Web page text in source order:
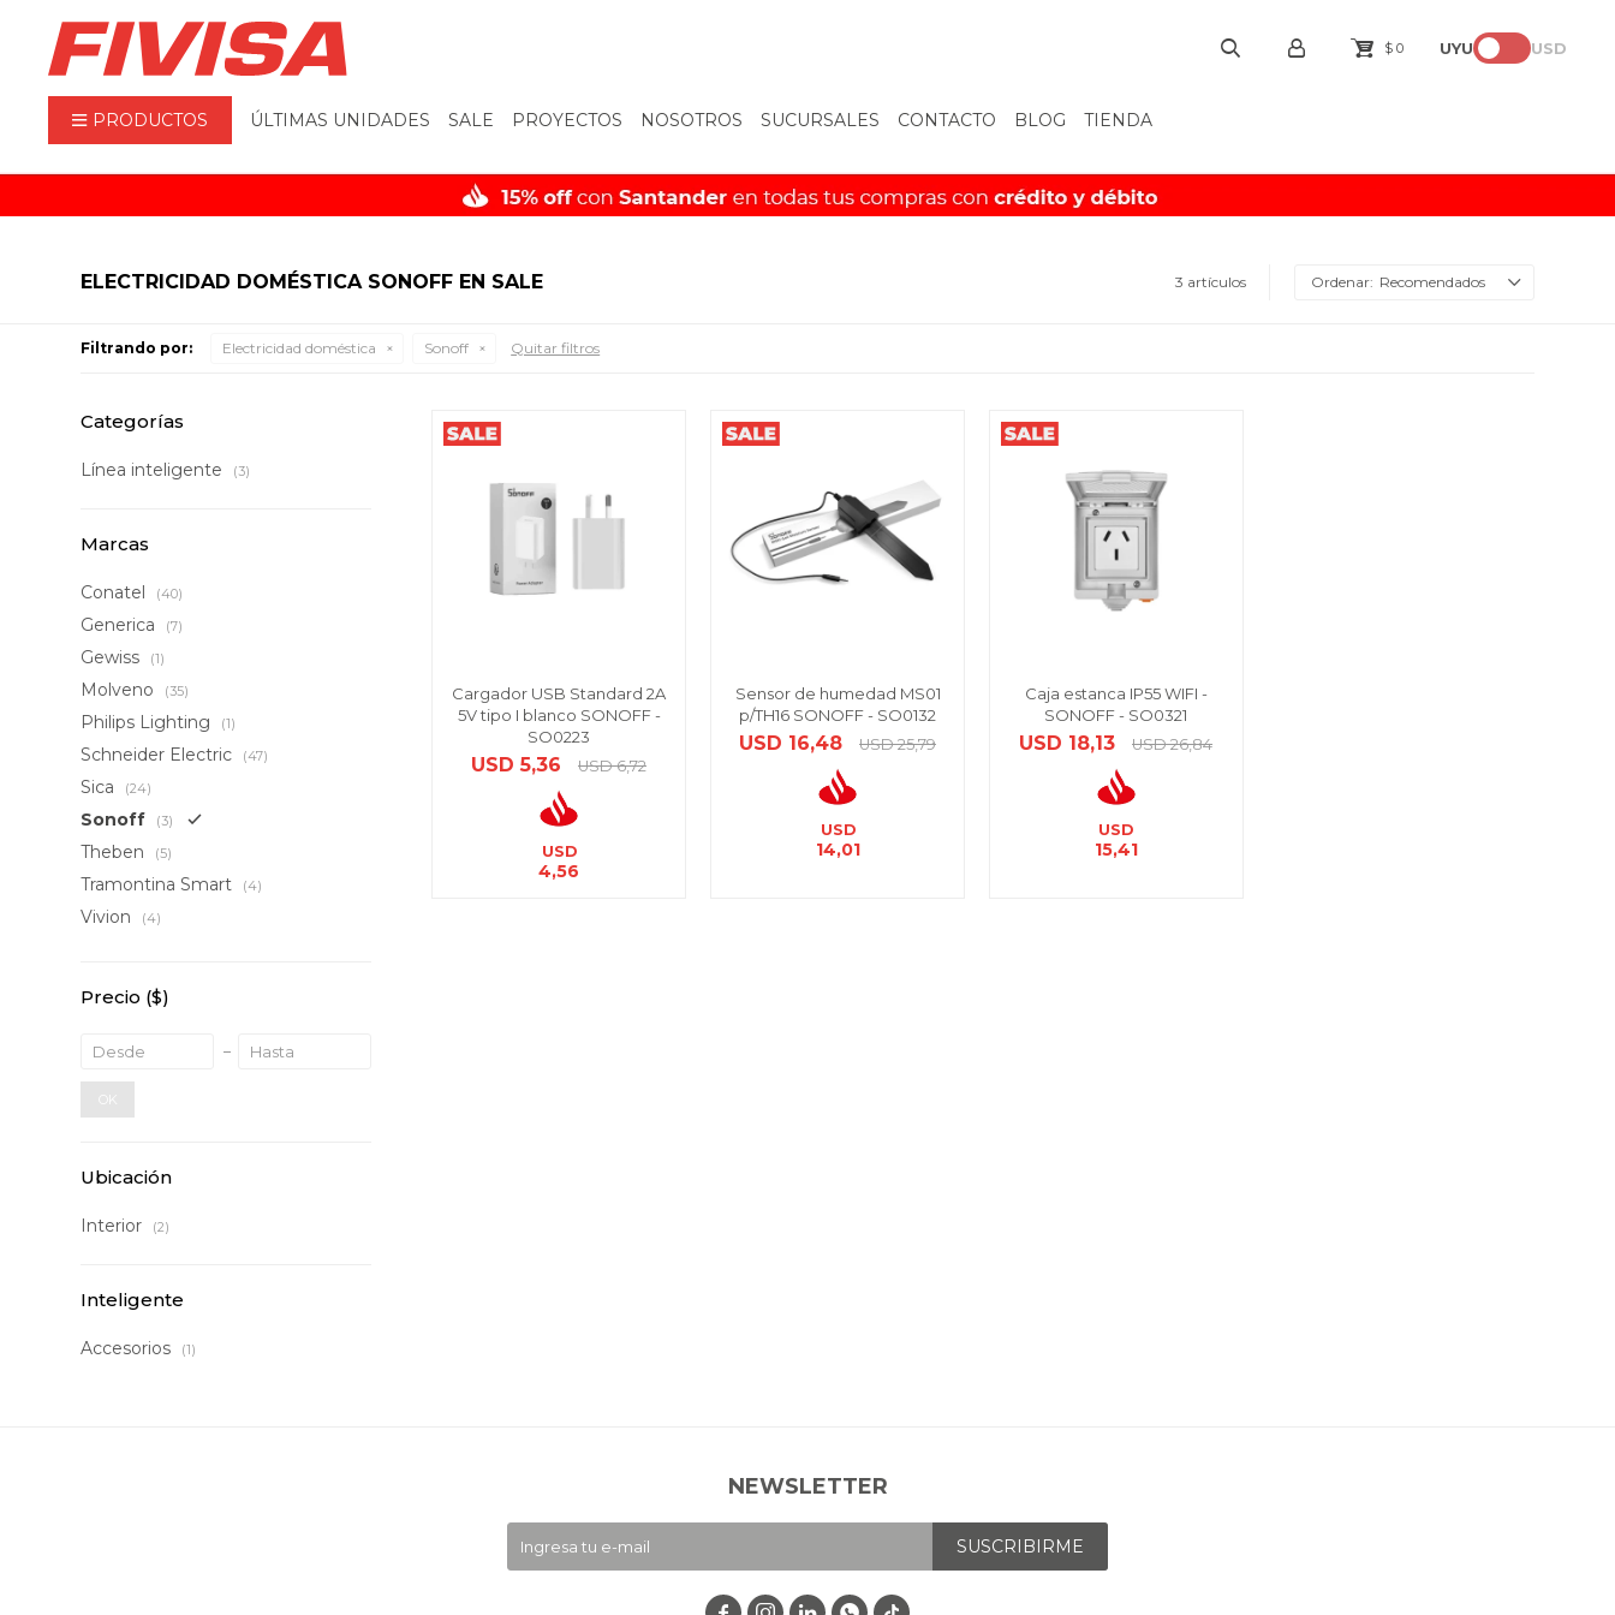
PRODUCTOS ÚLTIMAS UNIDADES SALE PROYECTOS NOSOTROS SUCURSALES CONTACTO BLOG TIENDA
$ 0 UYU USD
ELECTRICIDAD DOMÉSTICA SONOFF EN SALE 3 artículos Recomendados
Filtrando por: Electricidad doméstica Sonoff Quitar filtros
Cargador USB Standard 2A
5V tipo I blanco SONOFF -
SO0223
USD 5,36 USD 6,72
USD
4,56
Sensor de humedad MS01
p/TH16 SONOFF - SO0132
USD 16,48 USD 25,79
USD
14,01
Caja estanca IP55 WIFI -
SONOFF - SO0321
USD 18,13 USD 26,84
USD
15,41
Categorías
Línea inteligente (3)
Marcas
Conatel (40)
Generica (7)
Gewiss (1)
Molveno (35)
Philips Lighting (1)
Schneider Electric (47)
Sica (24)
Sonoff (3)
Theben (5)
Tramontina Smart (4)
Vivion (4)
Precio ($)
OK
Ubicación
Interior (2)
Inteligente
Accesorios (1)
NEWSLETTER
SUSCRIBIRME